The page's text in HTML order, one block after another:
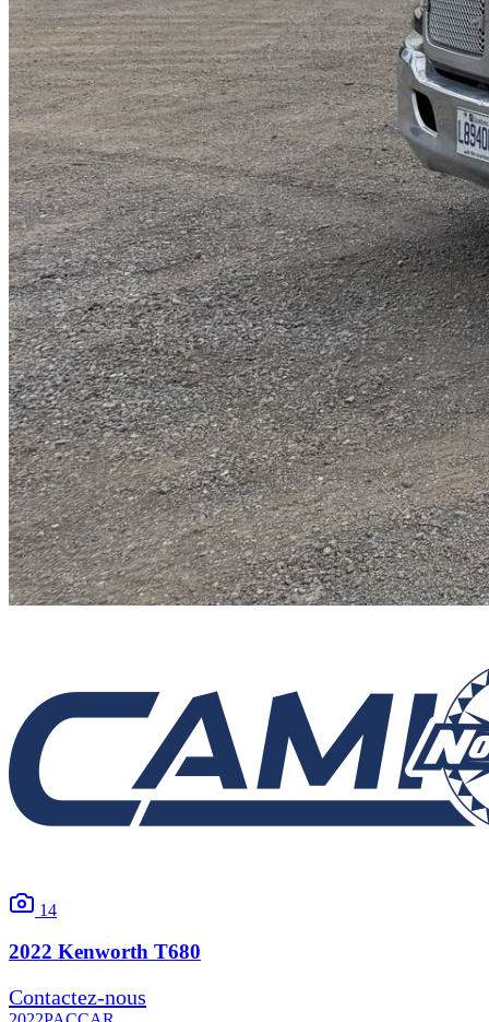
14
2022 Kenworth T680
Contactez-nous